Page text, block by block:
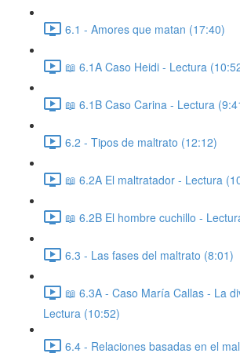
6.1 - Amores que matan (17:40)
📖 6.1A Caso Heidi - Lectura
📖 6.1B Caso Carina - Lectura
6.2 - Tipos de maltrato (12:12)
📖 6.2A El maltratador - Lectura
📖 6.2B El hombre cuchillo -
6.3 - Las fases del maltrato (8:01)
📖 6.3A - Caso María Callas - La
Lectura (10:52)
6.4 - Relaciones basadas en el